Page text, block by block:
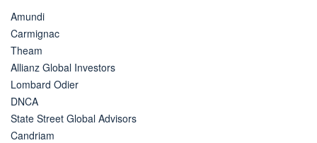
Amundi
Carmignac
Theam
Allianz Global Investors
Lombard Odier
DNCA
State Street Global Advisors
Candriam